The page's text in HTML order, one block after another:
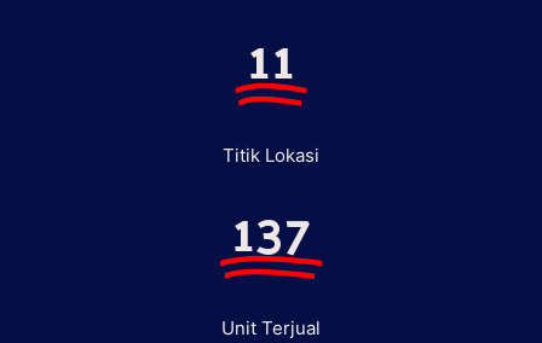
11
Titik Lokasi
137
Unit Terjual